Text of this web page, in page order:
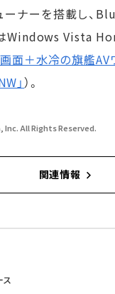
ーナーを搭載し、
Windows Vista
面＋水冷の旗艦AV
」）。
All Rights Reserved.
関連情報